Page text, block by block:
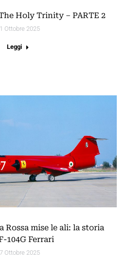
Holy Trinity – PARTE 2
Ottobre 2025
Leggi
Rossa mise le ali: la storia
104G Ferrari
Ottobre 2025